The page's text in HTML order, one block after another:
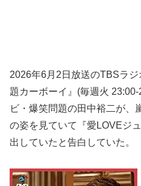
2026年6月2日放送のTBSラ
題カーボーイ』(毎週火
ビ・爆笑問題の田中裕二が、
の姿を見ていて『愛LOVEジ
出していたと告白していた。